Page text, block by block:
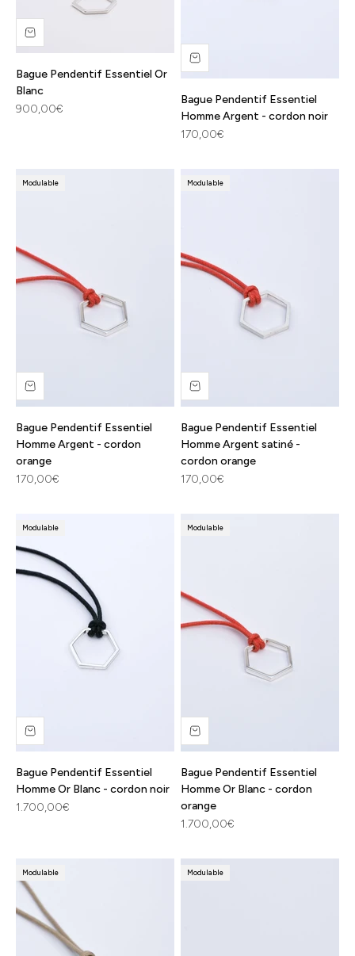
Bague Pendentif Essentiel Or
Blanc
Prix de vente
900,00€
Bague Pendentif Essentiel
Homme Argent - cordon noir
Prix de vente
170,00€
Modulable
Bague Pendentif Essentiel
Homme Argent - cordon
orange
Prix de vente
170,00€
Modulable
Bague Pendentif Essentiel
Homme Argent satiné -
cordon orange
Prix de vente
170,00€
Modulable
Bague Pendentif Essentiel
Homme Or Blanc - cordon noir
Prix de vente
1.700,00€
Modulable
Bague Pendentif Essentiel
Homme Or Blanc - cordon
orange
Prix de vente
1.700,00€
Modulable Modulable